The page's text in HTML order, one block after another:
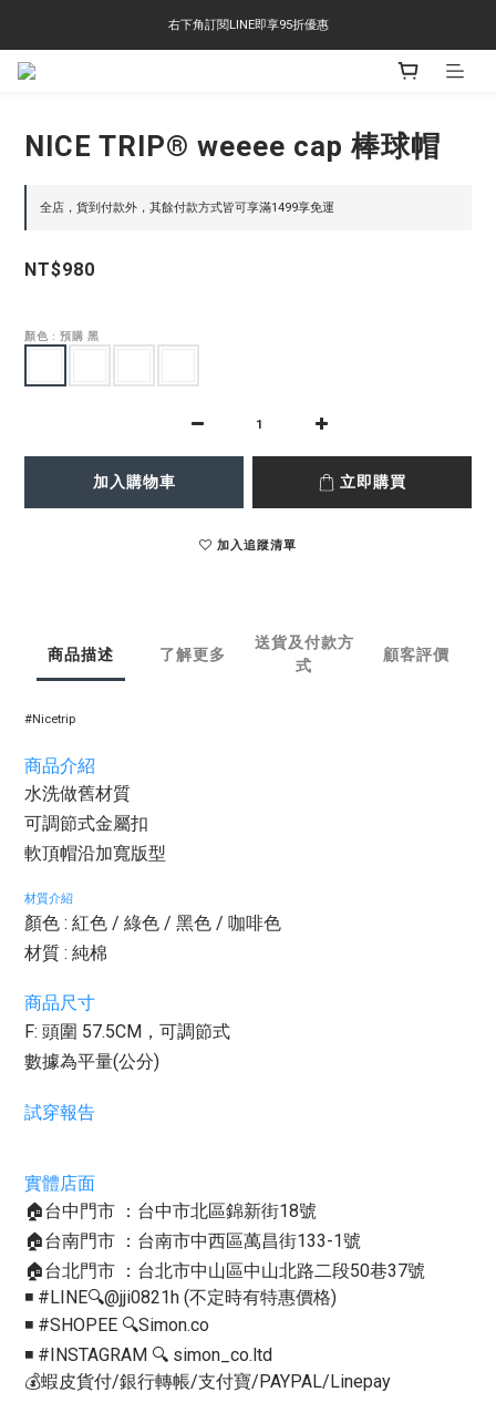
右下角訂閱LINE即享95折優惠
右下角訂閱LINE即享95折優惠
TS-2618 涼感短T 多版型選擇,涼感優惠 單件390 兩件750 三件1000 十件3000
NICE TRIP® weeee cap 棒球帽
全店，貨到付款外，其餘付款方式皆可享滿1499享免運
NT$980
顏色 : 預購 黑
加入購物車 立即購買
加入追蹤清單
商品描述 了解更多
送貨及付款方
式
顧客評價
#Nicetrip
商品介紹
水洗做舊材質
可調節式金屬扣
軟頂帽沿加寬版型
材質介紹
顏色 : 紅色 / 綠色 / 黑色 / 咖啡色
材質 : 純棉
商品尺寸
F: 頭圍 57.5CM，可調節式
數據為平量(公分)
試穿報告
實體店面
🏠台中門市 ：台中市北區錦新街18號
🏠台南門市 ：台南市中西區萬昌街133-1號
🏠台北門市 ：台北市中山區中山北路二段50巷37號
◾️ #LINE🔍@jji0821h (不定時有特惠價格)
◾️ #SHOPEE 🔍Simon.co
◾️ #INSTAGRAM 🔍 simon_co.ltd
💰蝦皮貨付/銀行轉帳/支付寶/PAYPAL/Linepay